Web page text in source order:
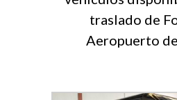
traslado de
Aeropuerto